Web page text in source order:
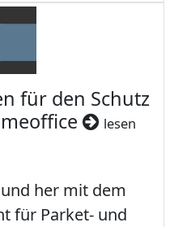
für den Schutz
lesen
her mit dem
für Parket- und